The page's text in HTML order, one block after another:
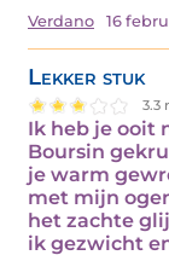
Verdano 16
Lekker stuk
3.3
Ik heb je ooit
Boursin
je warm
met mijn
het zachte
ik gezwicht